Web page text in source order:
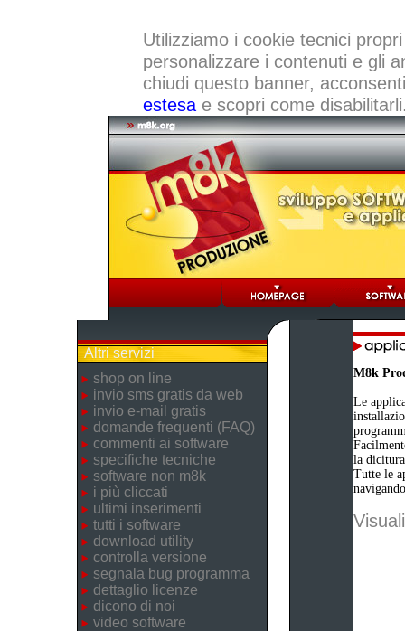
Utilizziamo i cookie tecnici
personalizzare i contenuti e gli
chiudi questo banner,
estesae scopri come
Altri servizi
shop on line
invio sms gratis da web
invio e-mail gratis
domande frequenti (FAQ)
commenti ai software
specifiche tecniche
software non m8k
i più cliccati
ultimi inserimenti
tutti i software
download utility
controlla versione
segnala bug programma
dettaglio licenze
dicono di noi
video software
M8k
Le
la
Tutte le